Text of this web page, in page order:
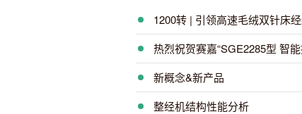
1200转 | 引领高速毛绒双针床
热烈祝贺赛嘉“SGE2285型 智
新概念&新产品
整经机结构性能分析